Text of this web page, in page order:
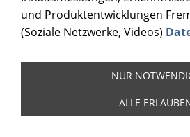
Dann würden wir uns über eine
freuen damit wir mit offenen
und Produktentwicklungen
(Soziale Netzwerke, Videos)
NUR
ALLE